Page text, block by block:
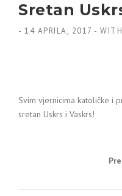
Sretan
- 14 APRILA, 2017 - WITH
Svim vjernicima katoličke i
sretan Uskrs i Vaskrs!